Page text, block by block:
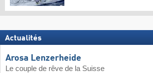
Actualités
Arosa Lenzerheide
Le couple de rêve de la Suisse